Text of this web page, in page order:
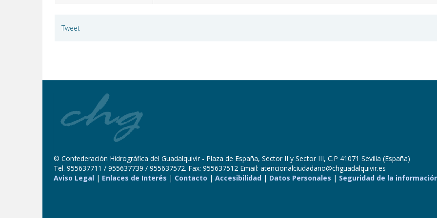
Tweet
© Confederación Hidrográfica del Guadalquivir - Plaza de España, Sector II y Sector III, C.P 41071 Sevilla (España)
Tel. 955637711 / 955637739 / 955637572. Fax: 955637512 Email: atencionalciudadano@chguadalquivir.es
Aviso Legal | Enlaces de Interés | Contacto |Accesibilidad | Datos Personales | Seguridad de la